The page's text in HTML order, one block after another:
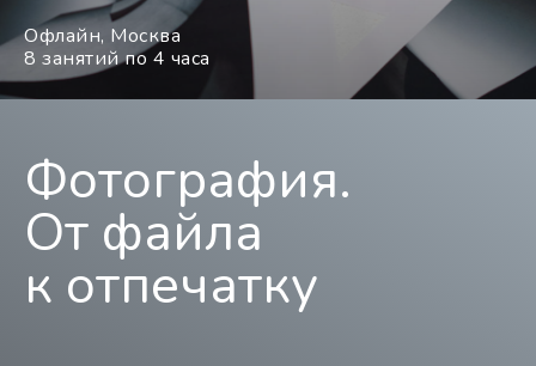
Фотография.
От файла
к отпечатку
Офлайн, Москва
8 занятий по 4 часа